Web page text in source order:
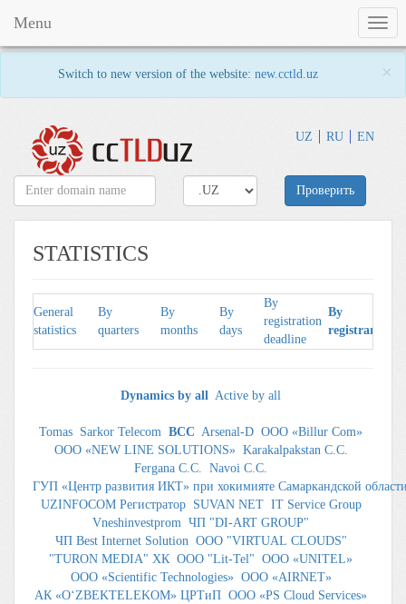
Switch to new version of the website:new.cctld.uz ×
UZ RU EN
Menu
Проверить
STATISTICS
General
statistics
By
quarters
By
months
By
days
By
registration
deadline
By
registrars
Dynamics by all Active by all
Tomas Sarkor Telecom BCC Arsenal-D ООО «Billur Com»
ООО «NEW LINE SOLUTIONS» Karakalpakstan C.C.
Fergana C.C.
Navoi C.C.
ГУП «Центр развития ИКТ» при хокимияте Самаркандской
UZINFOCOM Регистратор SUVAN NET IT Service Group
Vneshinvestprom ЧП "DI-ART GROUP"
ЧП Best Internet Solution ООО "VIRTUAL CLOUDS"
"TURON MEDIA" ХК OOO "Lit-Tel"
OOO «UNITEL»
OOO «Scientific Technologies» ООО «AIRNET»
АК «O‘ZBEKTELEKOM» ЦРТиП ООО «PS Cloud Services»